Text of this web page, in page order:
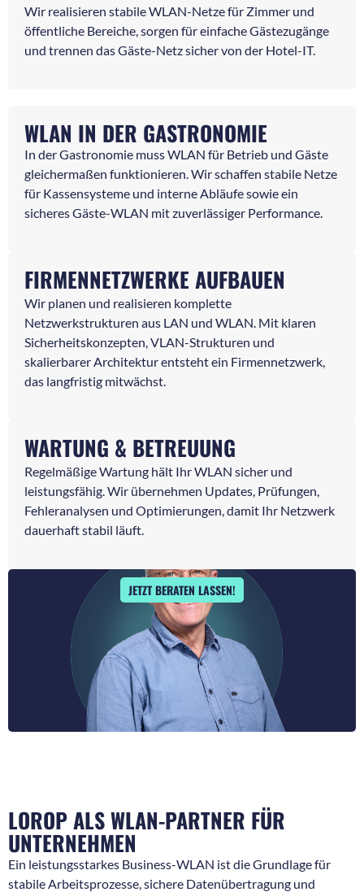
Wir realisieren stabile WLAN-Netze für Zimmer und
öffentliche Bereiche, sorgen für einfache Gästezugänge
und trennen das Gäste-Netz sicher von der Hotel-IT.
WLAN IN DER GASTRONOMIE
In der Gastronomie muss WLAN für Betrieb und Gäste
gleichermaßen funktionieren. Wir schaffen stabile Netze
für Kassensysteme und interne Abläufe sowie ein
sicheres Gäste-WLAN mit zuverlässiger Performance.
FIRMENNETZWERKE AUFBAUEN
Wir planen und realisieren komplette
Netzwerkstrukturen aus LAN und WLAN. Mit klaren
Sicherheitskonzepten, VLAN-Strukturen und
skalierbarer Architektur entsteht ein Firmennetzwerk,
das langfristig mitwächst.
WARTUNG & BETREUUNG
Regelmäßige Wartung hält Ihr WLAN sicher und
leistungsfähig. Wir übernehmen Updates, Prüfungen,
Fehleranalysen und Optimierungen, damit Ihr Netzwerk
dauerhaft stabil läuft.
JETZT BERATEN LASSEN!
LOROP ALS WLAN-PARTNER FÜR
UNTERNEHMEN
Ein leistungsstarkes Business-WLAN ist die Grundlage für
stabile Arbeitsprozesse, sichere Datenübertragung und